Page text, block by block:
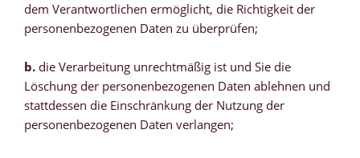
dem Verantwortlichen ermöglicht, die Richtigkeit der
personenbezogenen Daten zu überprüfen;
b. die Verarbeitung unrechtmäßig ist und Sie die
Löschung der personenbezogenen Daten ablehnen und
stattdessen die Einschränkung der Nutzung der
personenbezogenen Daten verlangen;